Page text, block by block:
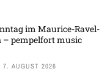
im Maurice-Ravel-
– pempelfort music
7. AUGUST 2026